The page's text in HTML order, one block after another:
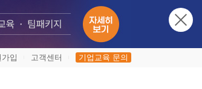
입 고객센터 기업교육 문의